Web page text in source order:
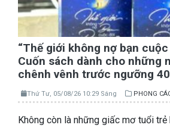
“Thế giới không nợ bạn
Cuốn sách dành cho những
chênh vênh trước ngưỡng 40
Thứ Tư, 05/08/26 10:29 Sáng PHONG
Không còn là những giấc mơ tuổi trẻ